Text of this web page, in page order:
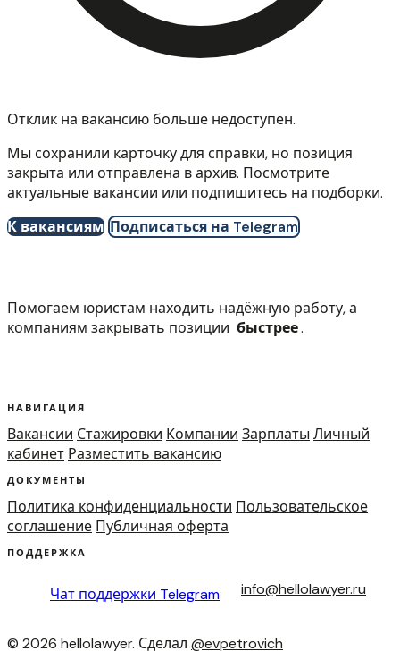
Отклик на вакансию больше недоступен.
Мы сохранили карточку для справки, но позиция
закрыта или отправлена в архив. Посмотрите
актуальные вакансии или подпишитесь на подборки.
К вакансиям Подписаться на Telegram
Помогаем юристам находить надёжную работу, а
компаниям закрывать позиции быстрее.
НАВИГАЦИЯ
Вакансии Стажировки Компании Зарплаты Личный
кабинет Разместить вакансию
ДОКУМЕНТЫ
Политика конфиденциальности Пользовательское
соглашение Публичная оферта
ПОДДЕРЖКА
Чат поддержки Telegram info@hellolawyer.ru
© 2026 hellolawyer. Сделал @evpetrovich